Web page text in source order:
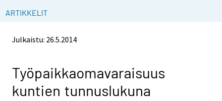
ARTIKKELIT
Julkaistu: 26.5.2014
Työpaikkaomavaraisuus
kuntien tunnuslukuna